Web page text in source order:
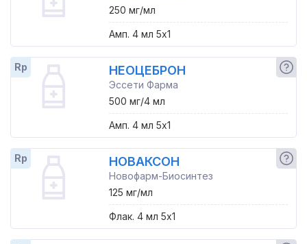
250 мг/мл
Амп. 4 мл 5x1
Rp НЕОЦЕБРОН
Эссети Фарма
500 мг/4 мл
Амп. 4 мл 5x1
Rp НОВАКСОН
Новофарм-Биосинтез
125 мг/мл
Флак. 4 мл 5x1